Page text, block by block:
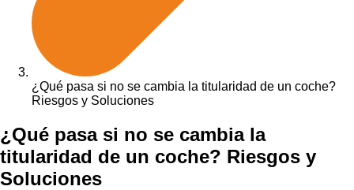
¿Qué pasa si no se cambia la titularidad de un coche?
Riesgos y Soluciones
¿Qué pasa si no se cambia la
titularidad de un coche? Riesgos y
Soluciones